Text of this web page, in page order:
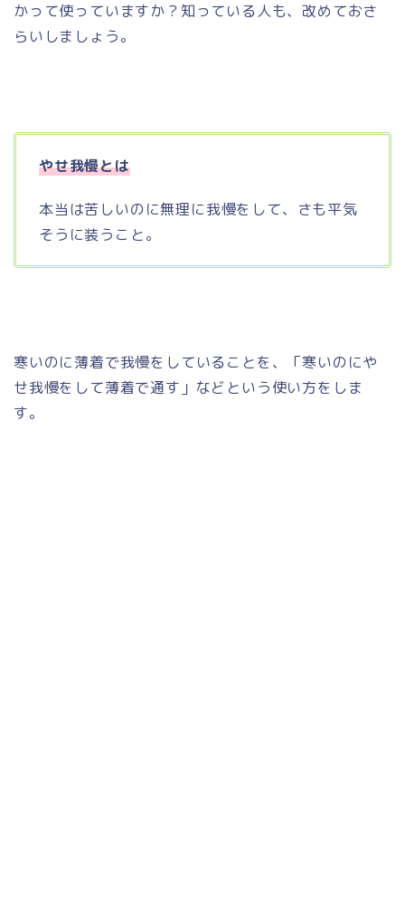
かって使っていますか？知っている人も、改めておさ
らいしましょう。
やせ我慢とは
本当は苦しいのに無理に我慢をして、さも平気
そうに装うこと。
寒いのに薄着で我慢をしていることを、「寒いのにや
せ我慢をして薄着で通す」などという使い方をしま
す。